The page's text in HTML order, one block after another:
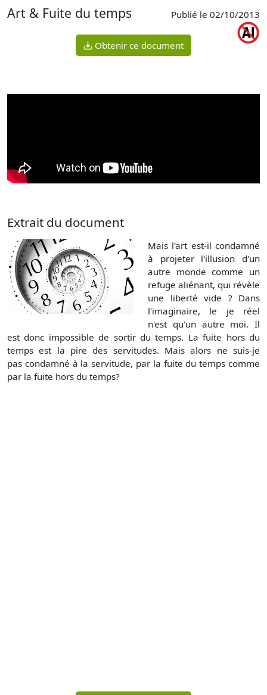
Art & Fuite du temps Publié le 02/10/2013
Obtenir ce document
Extrait du document
Mais l'art est-il condamné
à projeter l'illusion d'un
autre monde comme un
refuge aliénant, qui révèle
une liberté vide ? Dans
l'imaginaire, le je réel
n'est qu'un autre moi. Il
est donc impossible de sortir du temps. La fuite hors du
temps est la pire des servitudes. Mais alors ne suis-je
pas condamné à la servitude, par la fuite du temps comme
par la fuite hors du temps?